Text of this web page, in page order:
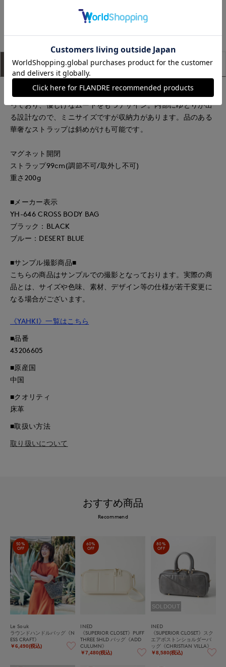
もっと見る
アイテム説明 サイズ詳細 購入レビュー
ミニマルで端正な雰囲気にフラップや底辺角にもカーブがかか
っており、優しげなムードをもつデザイン。内部にゆとりが出
る設計なので、ミニサイズですが収納力があります。品のある
華奢なストラップは斜めがけも可能です。
マグネット開閉
ストラップ99cm(調節不可/取外し不可)
重さ200g
■メーカー表示
YH-646 CROSS BODY BAG
ブラック：BLACK
ブルー：DESERT BLUE
■サンプル撮影商品■
こちらの商品はサンプルでの撮影となっております。実際の商
品とは、サイズや色味、素材、デザイン等の仕様が若干変更に
なる場合がございます。
《YAHKI》一覧はこちら
■品番
43206605
■原産国
中国
■クオリティ
床革
■取扱い方法
取り扱いについて
おすすめ商品
Recommend
50%
OFF
Le Souk
ラウンドハンドルバッグ《N
ESS CRAFT》
￥6,490(税込)
60%
OFF
INED
《SUPERIOR CLOSET》PUFF
THREE SHLD バッグ《ADD
CULUMN》
￥7,480(税込)
80%
OFF
SOLDOUT
INED
《SUPERIOR CLOSET》スク
エアボストンショルダーバ
ッグ《CHRISTIAN VILLA》
￥8,580(税込)